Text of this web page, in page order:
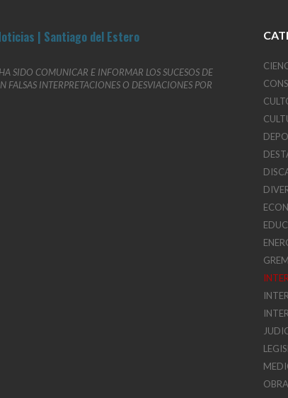
SIDO COMUNICAR E INFORMAR LOS SUCESOS DE
FALSAS INTERPRETACIONES O DESVIACIONES POR